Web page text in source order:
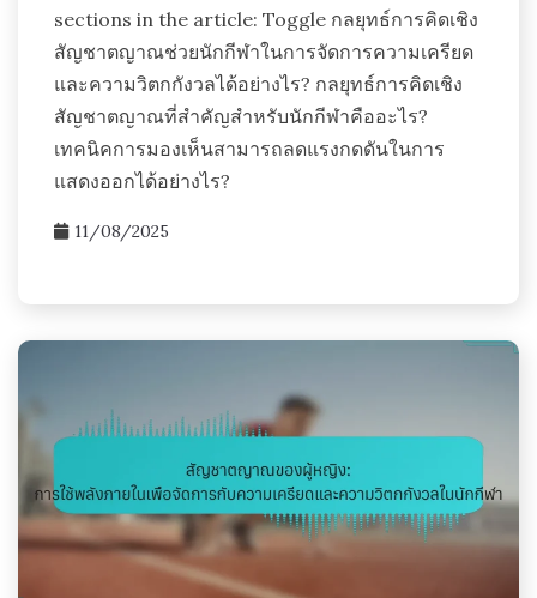
sections in the article: Toggle กลยุทธ์การคิดเชิง
สัญชาตญาณช่วยนักกีฬาในการจัดการความเครียด
และความวิตกกังวลได้อย่างไร? กลยุทธ์การคิดเชิง
สัญชาตญาณที่สำคัญสำหรับนักกีฬาคืออะไร?
เทคนิคการมองเห็นสามารถลดแรงกดดันในการ
แสดงออกได้อย่างไร?
11/08/2025